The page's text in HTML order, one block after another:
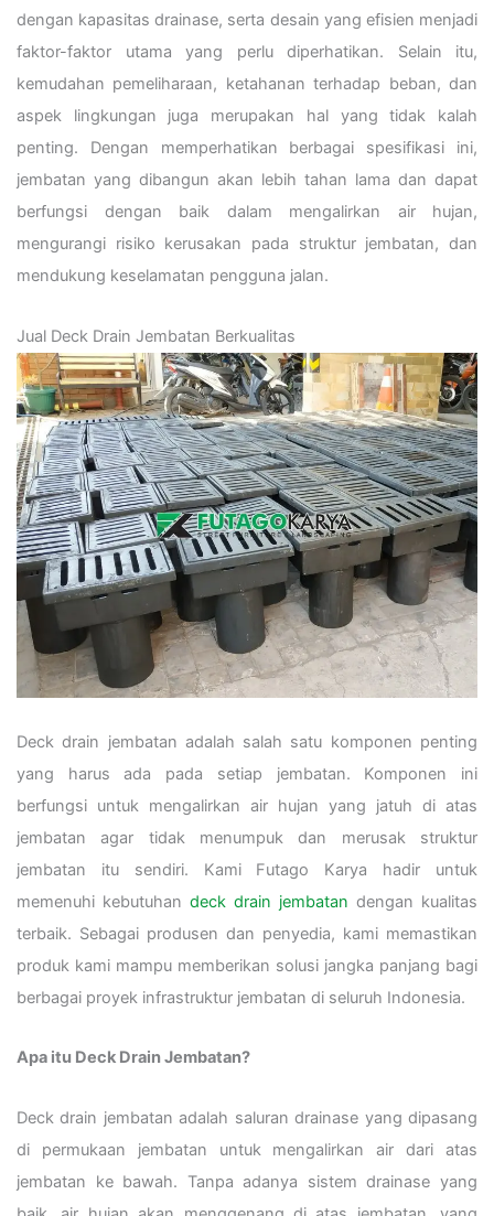
dengan kapasitas drainase, serta desain yang efisien menjadi
faktor-faktor utama yang perlu diperhatikan. Selain itu,
kemudahan pemeliharaan, ketahanan terhadap beban, dan
aspek lingkungan juga merupakan hal yang tidak kalah
penting. Dengan memperhatikan berbagai spesifikasi ini,
jembatan yang dibangun akan lebih tahan lama dan dapat
berfungsi dengan baik dalam mengalirkan air hujan,
mengurangi risiko kerusakan pada struktur jembatan, dan
mendukung keselamatan pengguna jalan.
Jual Deck Drain Jembatan Berkualitas
Deck drain jembatan adalah salah satu komponen penting
yang harus ada pada setiap jembatan. Komponen ini
berfungsi untuk mengalirkan air hujan yang jatuh di atas
jembatan agar tidak menumpuk dan merusak struktur
jembatan itu sendiri. Kami Futago Karya hadir untuk
memenuhi kebutuhan deck drain jembatan dengan kualitas
terbaik. Sebagai produsen dan penyedia, kami memastikan
produk kami mampu memberikan solusi jangka panjang bagi
berbagai proyek infrastruktur jembatan di seluruh Indonesia.
Apa itu Deck Drain Jembatan?
Deck drain jembatan adalah saluran drainase yang dipasang
di permukaan jembatan untuk mengalirkan air dari atas
jembatan ke bawah. Tanpa adanya sistem drainase yang